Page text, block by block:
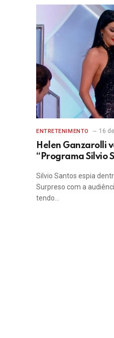
ENTRETENIMENTO 16
Helen Ganzarolli
“Programa Silvio
Silvio Santos espia
Surpreso com a
tendo…